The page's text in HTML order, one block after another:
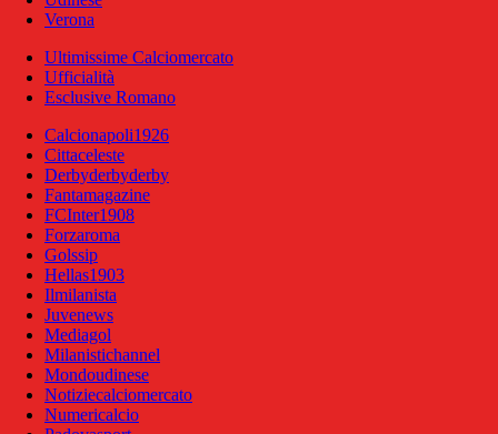
Verona
Ultimissime Calciomercato
Ufficialità
Esclusive Romano
Calcionapoli1926
Cittaceleste
Derbyderbyderby
Fantamagazine
FCInter1908
Forzaroma
Golssip
Hellas1903
Ilmilanista
Juvenews
Mediagol
Milanistichannel
Mondoudinese
Notiziecalciomercato
Numericalcio